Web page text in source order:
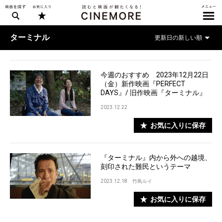
ターミナル
今週のおすすめ 2023年12月22日
（金）新作映画『PERFECT
DAYS』/ 旧作映画『ターミナル』
2023.12.22
お気に入りに保存
『ターミナル』内から外への越境、
刻印された難民というテーマ
2023.12.18 竹島ルイ
お気に入りに保存